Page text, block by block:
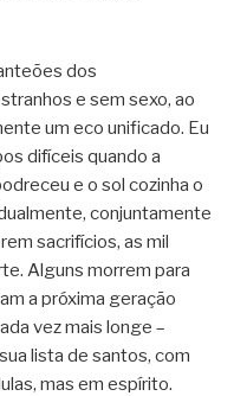
dos
e sem sexo, ao
um eco unificado. Eu
difíceis quando a
e o sol cozinha o
conjuntamente
sacrifícios, as mil
Alguns morrem para
a próxima geração
vez mais longe –
lista de santos, com
mas em espírito.